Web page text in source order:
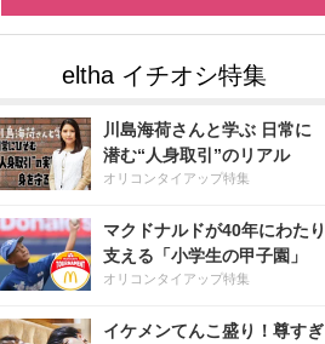
川島海荷さんと学ぶ 日常に
潜む“人身取引”のリアル
オリコンタイアップ特集
マクドナルドが40年にわたり
支える「小学生の甲子園」
オリコンタイアップ特集
イケメンてんこ盛り！尊すぎ